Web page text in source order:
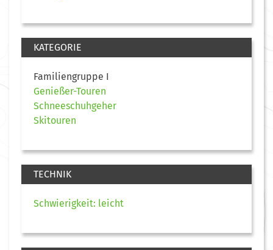
KATEGORIE
Familiengruppe I
Genießer-Touren
Schneeschuhgeher
Skitouren
TECHNIK
Schwierigkeit: leicht